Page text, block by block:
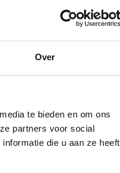
Over
te bieden en om ons
partners voor social
die u aan ze heeft